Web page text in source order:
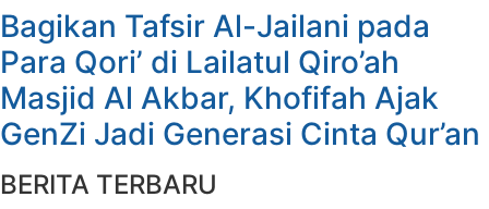
Bagikan Tafsir Al-Jailani pada
Para Qori’ di Lailatul Qiro’ah
Masjid Al Akbar, Khofifah Ajak
GenZi Jadi Generasi Cinta Qur’an
BERITA TERBARU